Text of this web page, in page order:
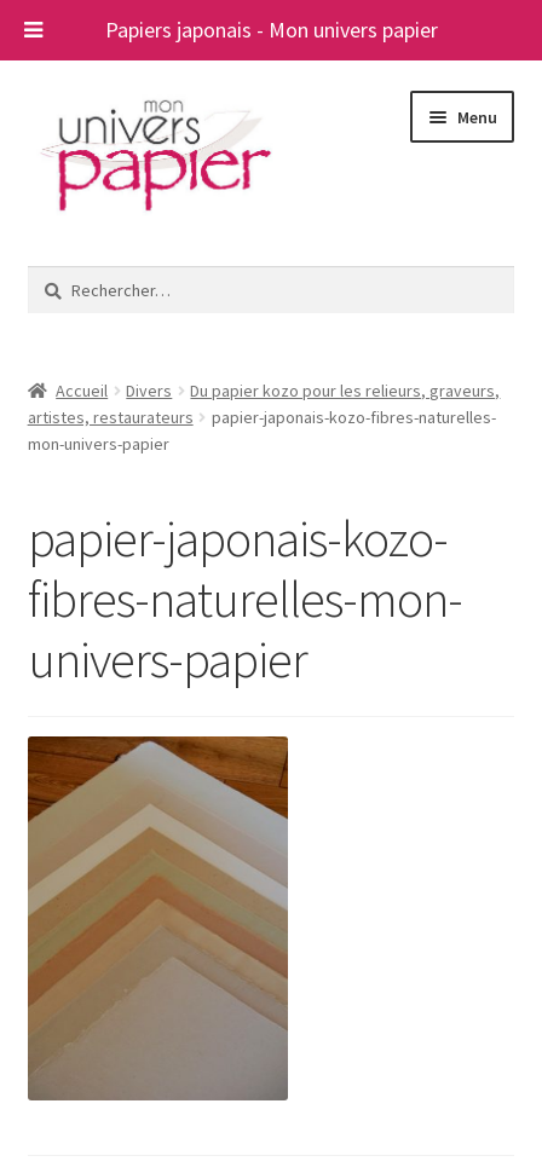
Papiers japonais - Mon univers papier
navigation
contenu
Menu
le
A propos
Contact
Rechercher :
Accueil Divers
Du papier kozo pour les relieurs, graveurs,
artistes, restaurateurs
papier-japonais-kozo-fibres-naturelles-
mon-univers-papier
papier-japonais-kozo-
fibres-naturelles-mon-
univers-papier